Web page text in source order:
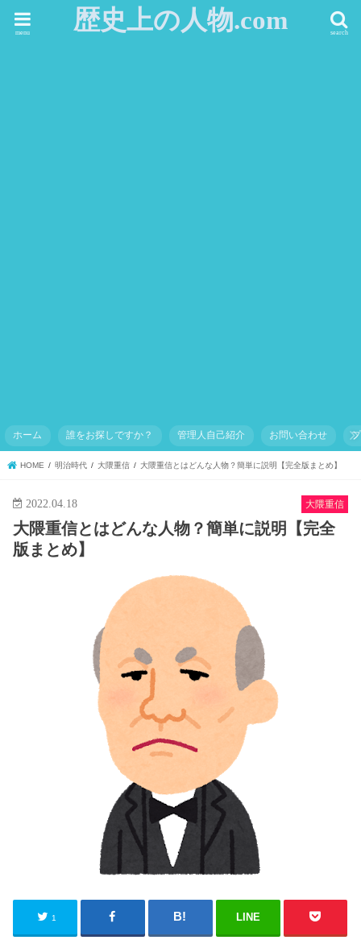
歴史上の人物.com search
menu
ホーム 誰をお探しですか？ 管理人自己紹介 お問い合わせ
HOME 明治時代 大隈重信 大隈重信とはどんな人物？簡単に説明【完全版まとめ】
大隈重信
2022.04.18
大隈重信とはどんな人物？簡単に説明【完全
版まとめ】
1 LINE